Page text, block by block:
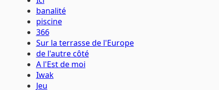
banalité
piscine
366
Sur la terrasse de l'Europe
de l'autre côté
A l'Est de moi
Iwak
Jeu